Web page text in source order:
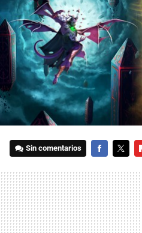
Sin comentarios